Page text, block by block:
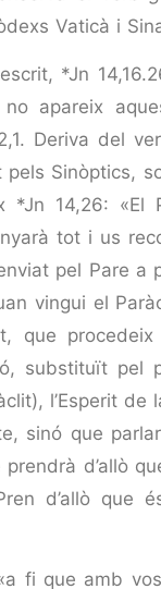
Vaticà i
*Jn
apareix
Deriva del
Sinòptics,
14,26: «El
tot i us
pel Pare a
vingui el
que
substituït pel
l’Esperit
sinó que
d’allò
d’allò que
fi que amb